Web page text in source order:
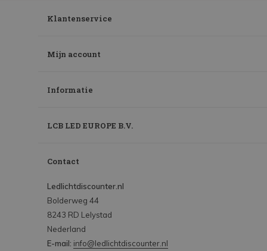
Klantenservice
Mijn account
Informatie
LCB LED EUROPE B.V.
Contact
Ledlichtdiscounter.nl
Bolderweg 44
8243 RD Lelystad
Nederland
E-mail: info@ledlichtdiscounter.nl